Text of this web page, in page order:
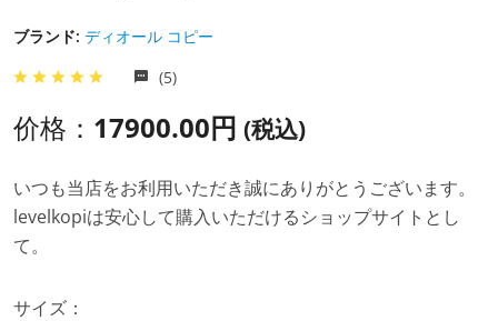
ブランド: ディオール コピー
(5)
价格： 17900.00円 (税込)
いつも当店をお利用いただき誠にありがとうございます。
levelkopiは安心して購入いただけるショップサイトとし
て。
サイズ：